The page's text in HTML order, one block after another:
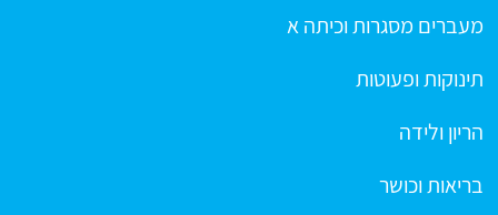
מעברים מסגרות וכיתה א
תינוקות ופעוטות
הריון ולידה
בריאות וכושר